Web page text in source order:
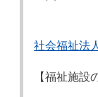
社会福祉法
【福祉施設